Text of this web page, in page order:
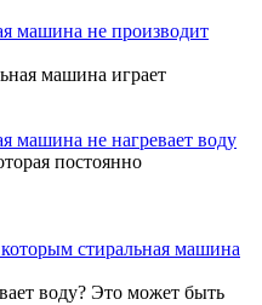
машина не производит
машина играет
машина не нагревает воду
постоянно
стиральная машина
воду? Это может быть